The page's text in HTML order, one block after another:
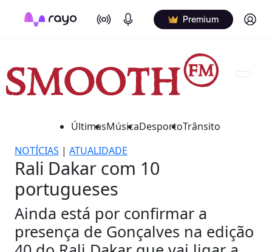
On Air Podcasts Premium Log in
ÚltimasMúsicaDesportoTrânsito
NOTÍCIAS | ATUALIDADE
Rali Dakar com 10
portugueses
Ainda está por confirmar a
presença de Gonçalves na edição